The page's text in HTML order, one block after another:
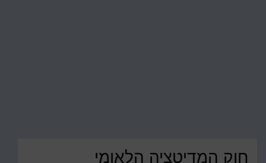
חוק המדיטציה הלאומי